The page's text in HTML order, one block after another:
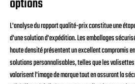
L'analyse du rapport qualité-prix constitue une
d'une solution d'expédition. Les emballages
haute densité présentent un excellent compromis
solutions personnalisables, telles que les
valorisent l'image de marque tout en assurant la